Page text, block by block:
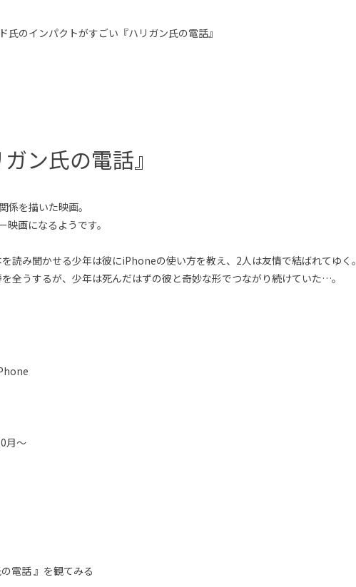
氏のインパクトがすごい『ハリガン氏の電話』
ン氏の電話』
係を描いた映画。
映画になるようです。
読み聞かせる少年は彼にiPhoneの使い方を教え、2人は友情で結ばれてゆく。
全うするが、少年は死んだはずの彼と奇妙な形でつながり続けていた…。
月〜
電話 』を観てみる